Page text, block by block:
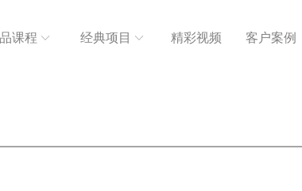
课程 经典项目 精彩视频 客户案例